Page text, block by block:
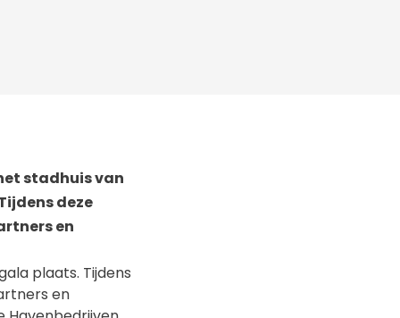
stadhuis van
deze
en
plaats. Tijdens
en